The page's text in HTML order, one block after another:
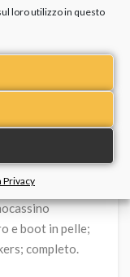
loro utilizzo in questo
Privacy
da
a look tra i
e boot in pelle;
completo.